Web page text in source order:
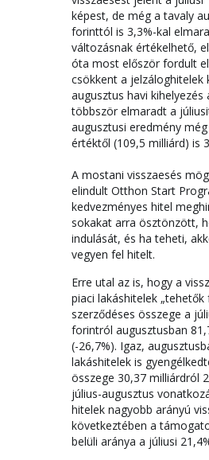
képest, de még a tavaly
forinttól is 3,3%-kal
változásnak értékelhető,
óta most először fordult
csökkent a jelzáloghitelek
augusztus havi kihelyezés
többször elmaradt a
augusztusi eredmény
értéktől (109,5 milliárd) is
A mostani visszaesés
elindult Otthon Start
kedvezményes hitel
sokakat arra ösztönzött,
indulását, és ha teheti,
vegyen fel hitelt.
Erre utal az is, hogy a
piaci lakáshitelek „tehetők
szerződéses összege a
forintról augusztusban
(-26,7%). Igaz,
lakáshitelek is
összege 30,37 milliárdról
július-augusztus
hitelek nagyobb arányú
következtében a
belüli aránya a júliusi